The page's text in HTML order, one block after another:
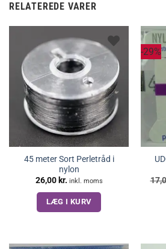
RELATEREDE VARER
45 meter Sort Perletråd i
nylon
26,00 kr. inkl. moms
LÆG I KURV
-29%